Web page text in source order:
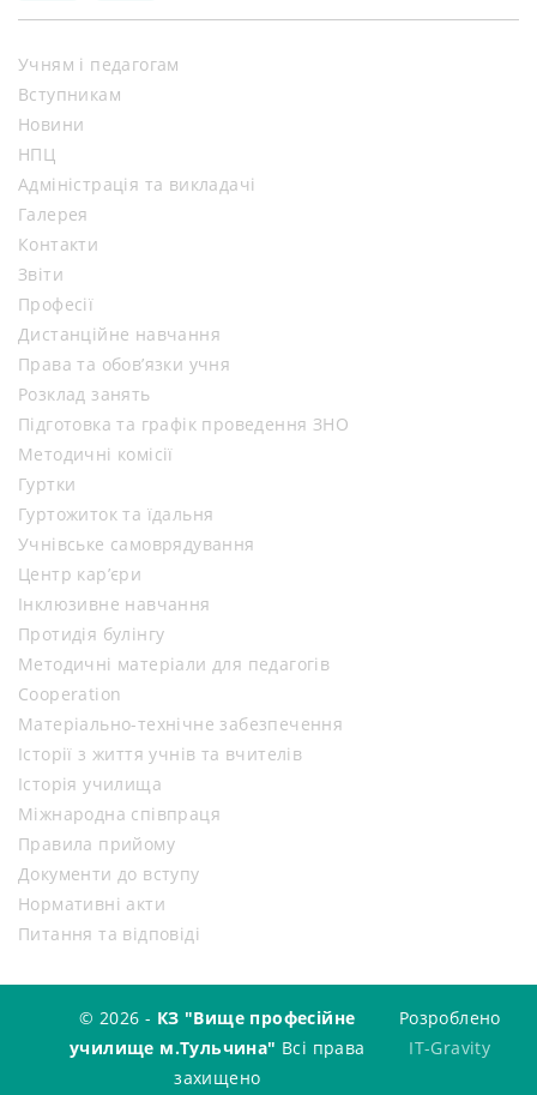
Учням і педагогам
Вступникам
Новини
НПЦ
Адміністрація та викладачі
Галерея
Контакти
Звіти
Професії
Дистанційне навчання
Права та обов’язки учня
Розклад занять
Підготовка та графік проведення ЗНО
Методичні комісії
Гуртки
Гуртожиток та їдальня
Учнівське самоврядування
Центр кар’єри
Інклюзивне навчання
Протидія булінгу
Методичні матеріали для педагогів
Cooperation
Матеріально-технічне забезпечення
Історії з життя учнів та вчителів
Історія училища
Міжнародна співпраця
Правила прийому
Документи до вступу
Нормативні акти
Питання та відповіді
© 2026 - КЗ "Вище професійне
училище м.Тульчина" Всі права
захищено
Розроблено
IT-Gravity